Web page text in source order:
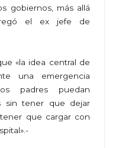
gobiernos, más allá
el ex jefe de
«la idea central de
una emergencia
padres puedan
sin tener que dejar
que cargar con